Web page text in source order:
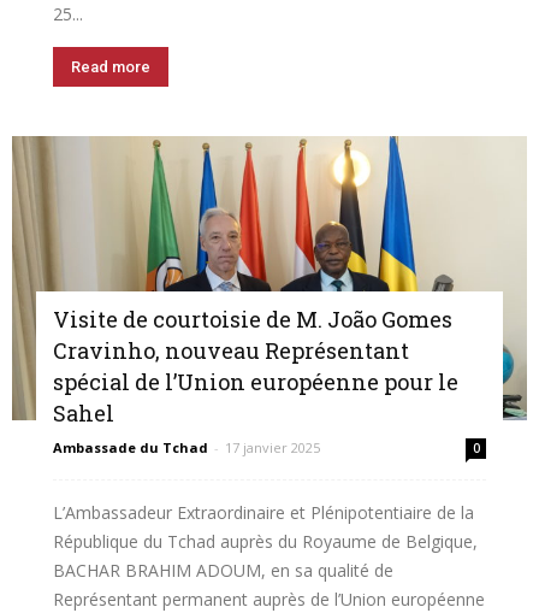
25...
Read more
Visite de courtoisie de M. João Gomes
Cravinho, nouveau Représentant
spécial de l’Union européenne pour le
Sahel
Ambassade du Tchad - 17 janvier 2025 0
L’Ambassadeur Extraordinaire et Plénipotentiaire de la
République du Tchad auprès du Royaume de Belgique,
BACHAR BRAHIM ADOUM, en sa qualité de
Représentant permanent auprès de l’Union européenne